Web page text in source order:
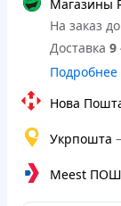
Магазины
На заказ
Доставка 9
Подробнее
Нова
Укрпошта
Meest